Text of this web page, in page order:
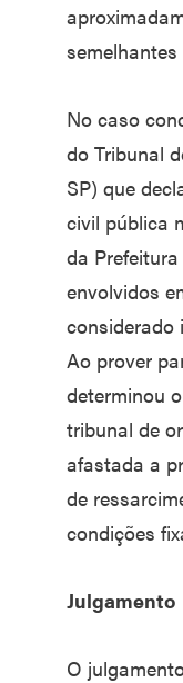
No caso
do Tribunal
SP) que
civil pública
da
envolvidos
considerado
Ao prover
determinou
tribunal de
afastada a
de
condições
Julgamento
O